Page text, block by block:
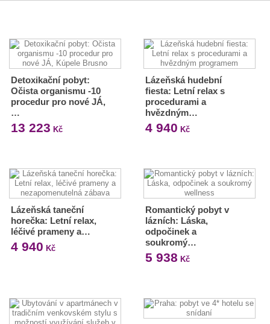
Detoxikační pobyt:
Očista organismu -10
procedur pro nové JÁ,
…
13 223 Kč
Lázeňská hudební
fiesta: Letní relax s
procedurami a
hvězdným…
4 940 Kč
Lázeňská taneční
horečka: Letní relax,
léčivé prameny a…
4 940 Kč
Romantický pobyt v
lázních: Láska,
odpočinek a
soukromý…
5 938 Kč